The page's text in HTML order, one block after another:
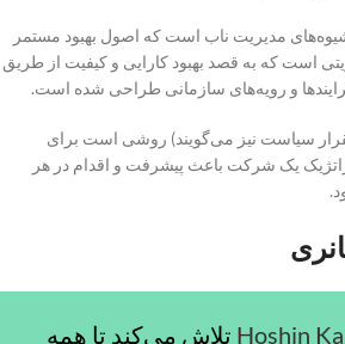
مدیریت ناب است که اصول بهبود مستمر
است که به قصد بهبود کارایی و کیفیت از طریق
و رویه‌های سازمانی طراحی شده است.
سیاست نیز می‌گویند) روشی است برای
یک شرکت باعث پیشرفت و اقدام در هر
Hoshin تلاش می‌کند تا همه